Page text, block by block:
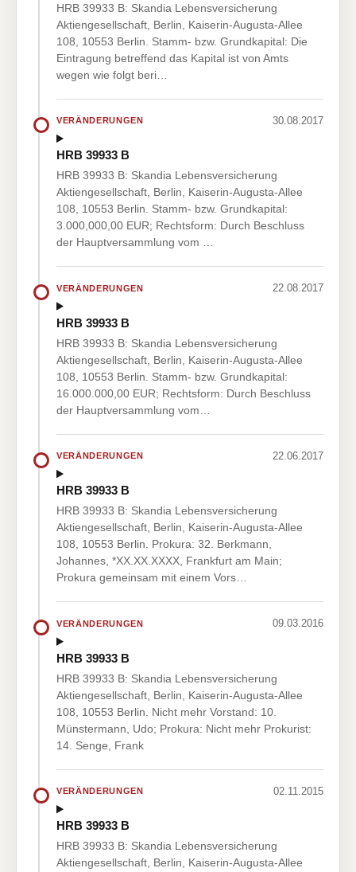
HRB 39933 B: Skandia Lebensversicherung
Aktiengesellschaft, Berlin, Kaiserin-Augusta-Allee
108, 10553 Berlin. Stamm- bzw. Grundkapital: Die
Eintragung betreffend das Kapital ist von Amts
wegen wie folgt beri…
VERÄNDERUNGEN 30.08.2017
HRB 39933 B
HRB 39933 B: Skandia Lebensversicherung
Aktiengesellschaft, Berlin, Kaiserin-Augusta-Allee
108, 10553 Berlin. Stamm- bzw. Grundkapital:
3.000,000,00 EUR; Rechtsform: Durch Beschluss
der Hauptversammlung vom …
VERÄNDERUNGEN 22.08.2017
HRB 39933 B
HRB 39933 B: Skandia Lebensversicherung
Aktiengesellschaft, Berlin, Kaiserin-Augusta-Allee
108, 10553 Berlin. Stamm- bzw. Grundkapital:
16.000.000,00 EUR; Rechtsform: Durch Beschluss
der Hauptversammlung vom…
VERÄNDERUNGEN 22.06.2017
HRB 39933 B
HRB 39933 B: Skandia Lebensversicherung
Aktiengesellschaft, Berlin, Kaiserin-Augusta-Allee
108, 10553 Berlin. Prokura: 32. Berkmann,
Johannes, *XX.XX.XXXX, Frankfurt am Main;
Prokura gemeinsam mit einem Vors…
VERÄNDERUNGEN 09.03.2016
HRB 39933 B
HRB 39933 B: Skandia Lebensversicherung
Aktiengesellschaft, Berlin, Kaiserin-Augusta-Allee
108, 10553 Berlin. Nicht mehr Vorstand: 10.
Münstermann, Udo; Prokura: Nicht mehr Prokurist:
14. Senge, Frank
VERÄNDERUNGEN 02.11.2015
HRB 39933 B
HRB 39933 B: Skandia Lebensversicherung
Aktiengesellschaft, Berlin, Kaiserin-Augusta-Allee